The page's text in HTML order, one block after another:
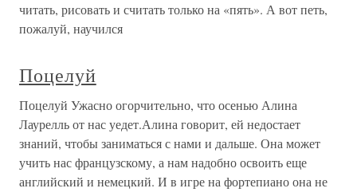
читать, рисовать и считать только на «пять». А вот петь,
пожалуй, научился
Поцелуй
Поцелуй Ужасно огорчительно, что осенью Алина
Лаурелль от нас уедет.Алина говорит, ей недостает
знаний, чтобы заниматься с нами и дальше. Она может
учить нас французскому, а нам надобно освоить еще
английский и немецкий. И в игре на фортепиано она не